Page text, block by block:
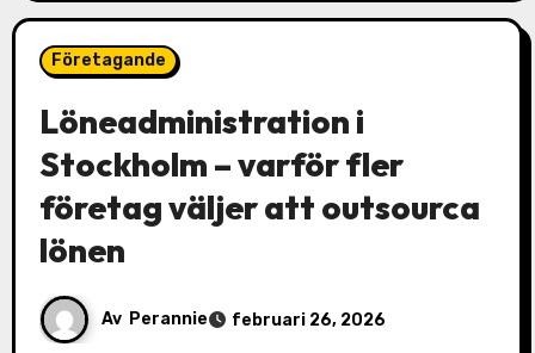
Företagande
Löneadministration i
Stockholm – varför fler
företag väljer att outsourca
lönen
Av Perannie februari 26, 2026